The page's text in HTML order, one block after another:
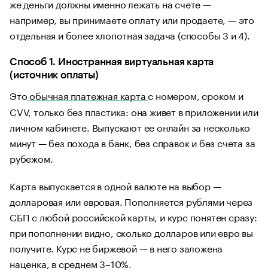
же деньги должны именно лежать на счете —
например, вы принимаете оплату или продаете, — это
отдельная и более хлопотная задача (способы 3 и 4).
Способ 1. Иностранная виртуальная карта
(источник оплаты)
Этообычная платежная картас номером, сроком и
CVV, только без пластика: она живет в приложении или
личном кабинете. Выпускают ее онлайн за несколько
минут — без похода в банк, без справок и без счета за
рубежом.
Карта выпускается в одной валюте на выбор —
долларовая или евровая. Пополняется рублями через
СБП с любой российской карты, и курс понятен сразу:
при пополнении видно, сколько долларов или евро вы
получите. Курс не биржевой — в него заложена
наценка, в среднем 3–10%.